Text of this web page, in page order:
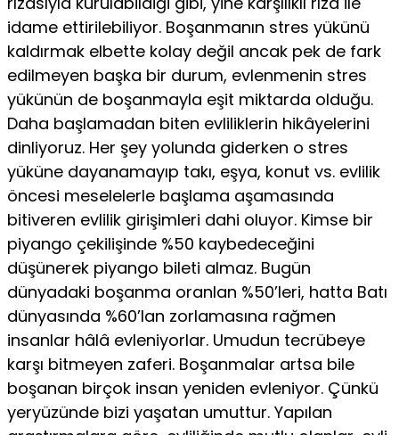
idame ettirilebiliyor. Bo­şanmanın stres yükünü
kaldırmak elbette kolay değil ancak pek de fark
edilmeyen başka bir durum, evlenmenin stres
yükünün de boşanmayla eşit miktarda olduğu.
Daha başla­madan biten evliliklerin hikâyelerini
dinliyoruz. Her şey yo­lunda giderken o stres
yüküne dayanamayıp takı, eşya, konut vs. evlilik
öncesi meselelerle başlama aşamasında
bitiveren evlilik girişimleri dahi oluyor. Kimse bir
piyango çekilişinde %50 kaybedeceğini
düşünerek piyango bileti almaz. Bugün
dünyadaki boşanma oranlan %50’leri, hatta Batı
dünyasın­da %60’lan zorlamasına rağmen
insanlar hâlâ evleniyorlar. Umudun tecrübeye
karşı bitmeyen zaferi. Boşanmalar art­sa bile
boşanan birçok insan yeniden evleniyor. Çünkü
yer­yüzünde bizi yaşatan umuttur. Yapılan